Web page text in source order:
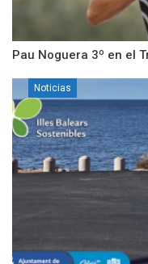
Pau Noguera 3º en el
Noticias